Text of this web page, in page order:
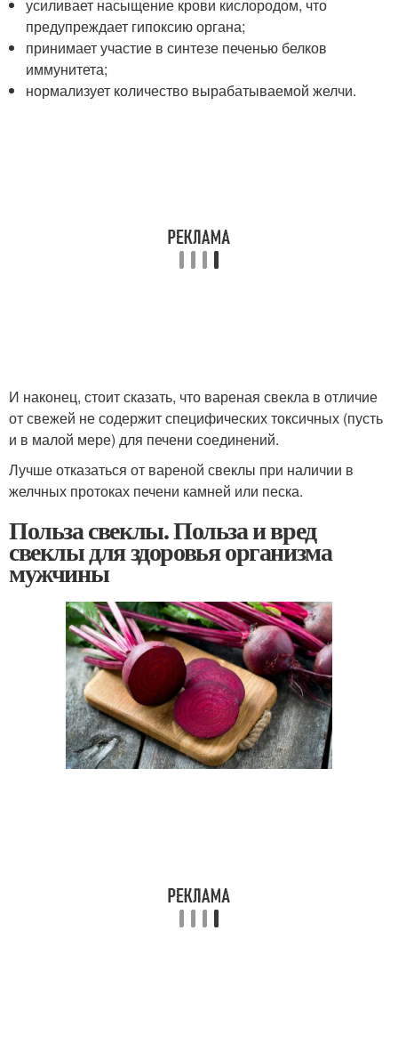
усиливает насыщение крови кислородом, что
предупреждает гипоксию органа;
принимает участие в синтезе печенью белков
иммунитета;
нормализует количество вырабатываемой желчи.
И наконец, стоит сказать, что вареная свекла в отличие
от свежей не содержит специфических токсичных (пусть
и в малой мере) для печени соединений.
Лучше отказаться от вареной свеклы при наличии в
желчных протоках печени камней или песка.
Польза свеклы. Польза и вред
свеклы для здоровья организма
мужчины